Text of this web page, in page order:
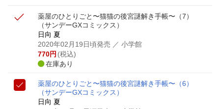
薬屋のひとりごと〜猫猫の後宮謎解き手帳〜（7）
（サンデーGXコミックス）
日向 夏
2020年02月19日頃発売 ／ 小学館
770円 (税込)
在庫あり
薬屋のひとりごと〜猫猫の後宮謎解き手帳〜（6）
（サンデーGXコミックス）
日向 夏